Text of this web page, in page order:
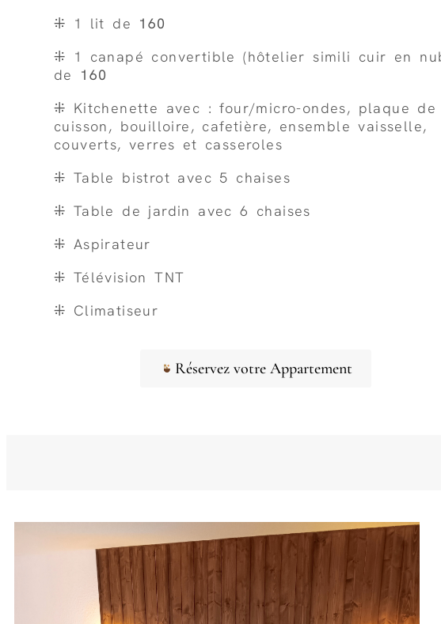
⁜ 1 lit de 160
⁜ 1 canapé convertible (hôtelier simili cuir en
de 160
⁜ Kitchenette avec : four/micro-ondes, plaque de
cuisson, bouilloire, cafetière, ensemble vaisselle,
couverts, verres et casseroles
⁜ Table bistrot avec 5 chaises
⁜ Table de jardin avec 6 chaises
⁜ Aspirateur
⁜ Télévision TNT
⁜ Climatiseur
Réservez votre Appartement